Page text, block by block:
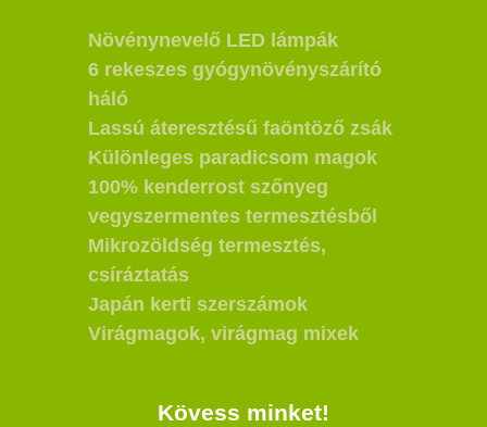
Növénynevelő LED lámpák
6 rekeszes gyógynövényszárító
háló
Lassú áteresztésű faöntöző zsák
Különleges paradicsom magok
100% kenderrost szőnyeg
vegyszermentes termesztésből
Mikrozöldség termesztés,
csíráztatás
Japán kerti szerszámok
Virágmagok, virágmag mixek
Kövess minket!